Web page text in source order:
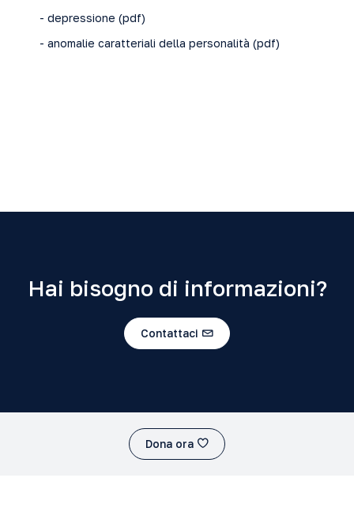
- depressione (pdf)
- anomalie caratteriali della personalità (pdf)
Hai bisogno di informazioni?
Contattaci
Dona ora